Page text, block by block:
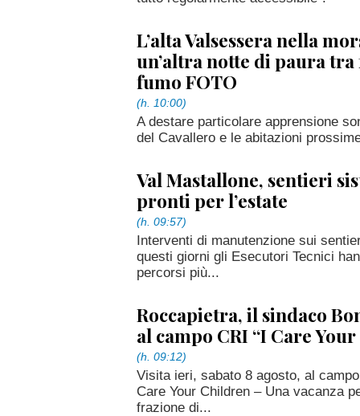
L’alta Valsessera nella
un’altra notte di paura
fumo FOTO
(h. 10:00)
A destare particolare apprensione
del Cavallero e le abitazioni
Val Mastallone, sentieri
pronti per l’estate
(h. 09:57)
Interventi di manutenzione sui
questi giorni gli Esecutori Tecnici
percorsi più...
Roccapietra, il sindaco
al campo CRI “I Care
(h. 09:12)
Visita ieri, sabato 8 agosto, al
Care Your Children – Una vacanza
frazione di...